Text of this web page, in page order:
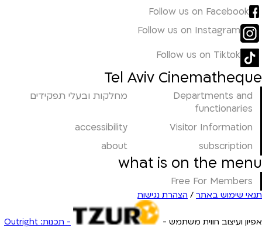
Follow us on Facebook
Follow us on Instagram
Follow us on Tiktok
Tel Aviv Cinematheque
Departments and
functionaries
מחלקות ובעלי תפקידים
Visitor Information
accessibility
subscription
about
what is on the menu
Free For Members
תנאי שימוש באתר / הצהרת נגישות
אפיון ועיצוב חווית משתמש - - תכנות: Outright